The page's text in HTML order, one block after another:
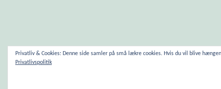
Privatliv & Cookies: Denne side samler på små lækre cookies. Hvis du vil blive
Privatlivspolitik